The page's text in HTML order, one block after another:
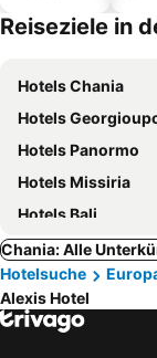
Reiseziele in
Hotels Chania
Hotels
Hotels Panormo
Hotels Missiria
Hotels Bali
Chania: Alle
Hotelsuche
Alexis Hotel